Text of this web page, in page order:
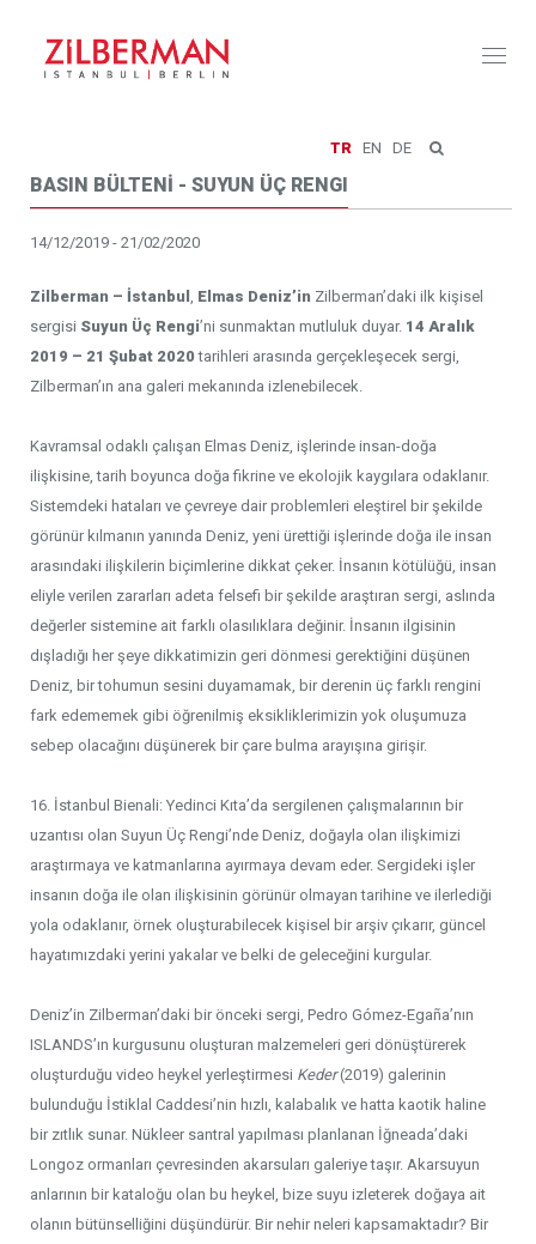
TR EN DE
BASIN BÜLTENİ - SUYUN ÜÇ RENGI
14/12/2019 - 21/02/2020
Zilberman – İstanbul , Elmas Deniz’in Zilberman’daki ilk kişisel
sergisi Suyun Üç Rengi’ni sunmaktan mutluluk duyar. 14 Aralık
2019 – 21 Şubat 2020 tarihleri arasında gerçekleşecek sergi,
Zilberman’ın ana galeri mekanında izlenebilecek.
Kavramsal odaklı çalışan Elmas Deniz, işlerinde insan-doğa
ilişkisine, tarih boyunca doğa fikrine ve ekolojik kaygılara odaklanır.
Sistemdeki hataları ve çevreye dair problemleri eleştirel bir şekilde
görünür kılmanın yanında Deniz, yeni ürettiği işlerinde doğa ile insan
arasındaki ilişkilerin biçimlerine dikkat çeker. İnsanın kötülüğü, insan
eliyle verilen zararları adeta felsefi bir şekilde araştıran sergi, aslında
değerler sistemine ait farklı olasılıklara değinir. İnsanın ilgisinin
dışladığı her şeye dikkatimizin geri dönmesi gerektiğini düşünen
Deniz, bir tohumun sesini duyamamak, bir derenin üç farklı rengini
fark edememek gibi öğrenilmiş eksikliklerimizin yok oluşumuza
sebep olacağını düşünerek bir çare bulma arayışına girişir.
16. İstanbul Bienali: Yedinci Kıta’da sergilenen çalışmalarının bir
uzantısı olan Suyun Üç Rengi’nde Deniz, doğayla olan ilişkimizi
araştırmaya ve katmanlarına ayırmaya devam eder. Sergideki işler
insanın doğa ile olan ilişkisinin görünür olmayan tarihine ve ilerlediği
yola odaklanır, örnek oluşturabilecek kişisel bir arşiv çıkarır, güncel
hayatımızdaki yerini yakalar ve belki de geleceğini kurgular.
Deniz’in Zilberman’daki bir önceki sergi, Pedro Gómez-Egaña’nın
ISLANDS’ın kurgusunu oluşturan malzemeleri geri dönüştürerek
oluşturduğu video heykel yerleştirmesi Keder(2019) galerinin
bulunduğu İstiklal Caddesi’nin hızlı, kalabalık ve hatta kaotik haline
bir zıtlık sunar. Nükleer santral yapılması planlanan İğneada’daki
Longoz ormanları çevresinden akarsuları galeriye taşır. Akarsuyun
anlarının bir kataloğu olan bu heykel, bize suyu izleterek doğaya ait
olanın bütünselliğini düşündürür. Bir nehir neleri kapsamaktadır? Bir